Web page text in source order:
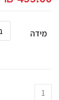
מידה